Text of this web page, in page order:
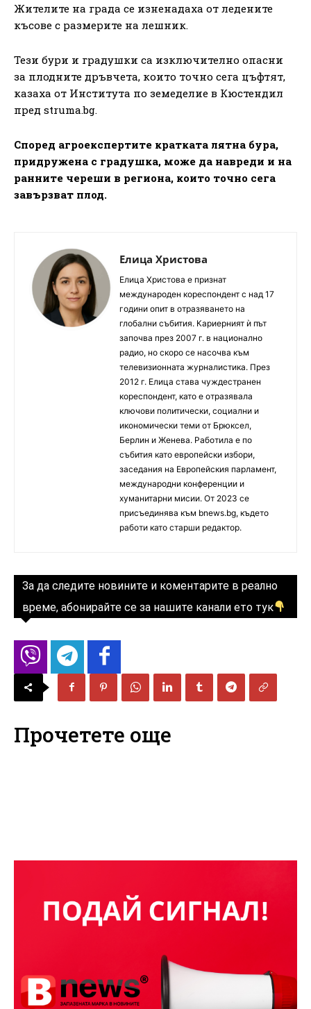
Жителите на града се изненадаха от ледените
късове с размерите на лешник.
Тези бури и градушки са изключително опасни
за плодните дръвчета, които точно сега цъфтят,
казаха от Института по земеделие в Кюстендил
пред struma.bg.
Според агроекспертите кратката лятна бура,
придружена с градушка, може да навреди и на
ранните череши в региона, които точно сега
завързват плод.
Елица Христова
Елица Христова е признат
международен кореспондент с над 17
години опит в отразяването на
глобални събития. Кариерният ѝ път
започва през 2007 г. в национално
радио, но скоро се насочва към
телевизионната журналистика. През
2012 г. Елица става чуждестранен
кореспондент, като е отразявала
ключови политически, социални и
икономически теми от Брюксел,
Берлин и Женева. Работила е по
събития като европейски избори,
заседания на Европейския парламент,
международни конференции и
хуманитарни мисии. От 2023 се
присъединява към bnews.bg, където
работи като старши редактор.
За да следите новините и коментарите в реално
време, абонирайте се за нашите канали ето тук
Прочетете още